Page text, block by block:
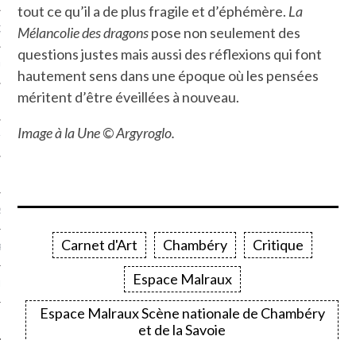
tout ce qu’il a de plus fragile et d’éphémère. La
Mélancolie des dragonspose non seulement des
questions justes mais aussi des réflexions qui font
hautement sens dans une époque où les pensées
méritent d’être éveillées à nouveau.
Image à la Une © Argyroglo.
Carnet d'Art Chambéry
Critique
Espace Malraux
Espace Malraux Scène nationale de Chambéry
et de la Savoie